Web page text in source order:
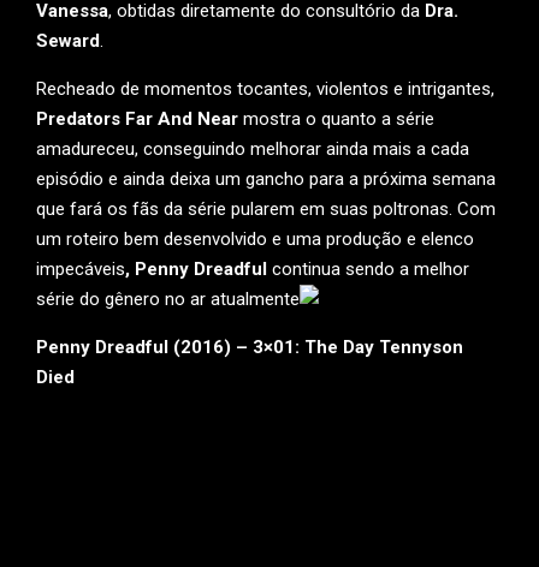
Vanessa, obtidas diretamente do consultório da Dra.
Seward.
Recheado de momentos tocantes, violentos e intrigantes,
Predators Far And Near mostra o quanto a série
amadureceu, conseguindo melhorar ainda mais a cada
episódio e ainda deixa um gancho para a próxima semana
que fará os fãs da série pularem em suas poltronas. Com
um roteiro bem desenvolvido e uma produção e elenco
impecáveis, Penny Dreadful continua sendo a melhor
série do gênero no ar atualmente
Penny Dreadful (2016) – 3×01: The Day Tennyson
Died